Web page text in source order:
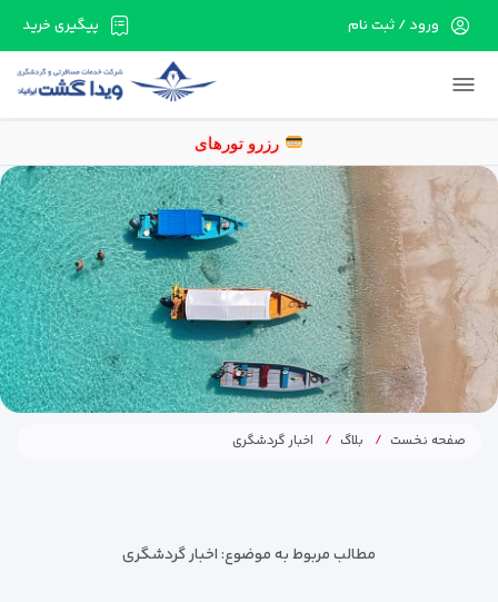
در حال حاضر ارتباط با سرور قطع می باشد لطفا
رزرو تور
پیگیری خرید ورود / ثبت نام
صفحه نخست بلاگ اخبار گردشگری
مطالب مربوط به موضوع:اخبار گردشگری